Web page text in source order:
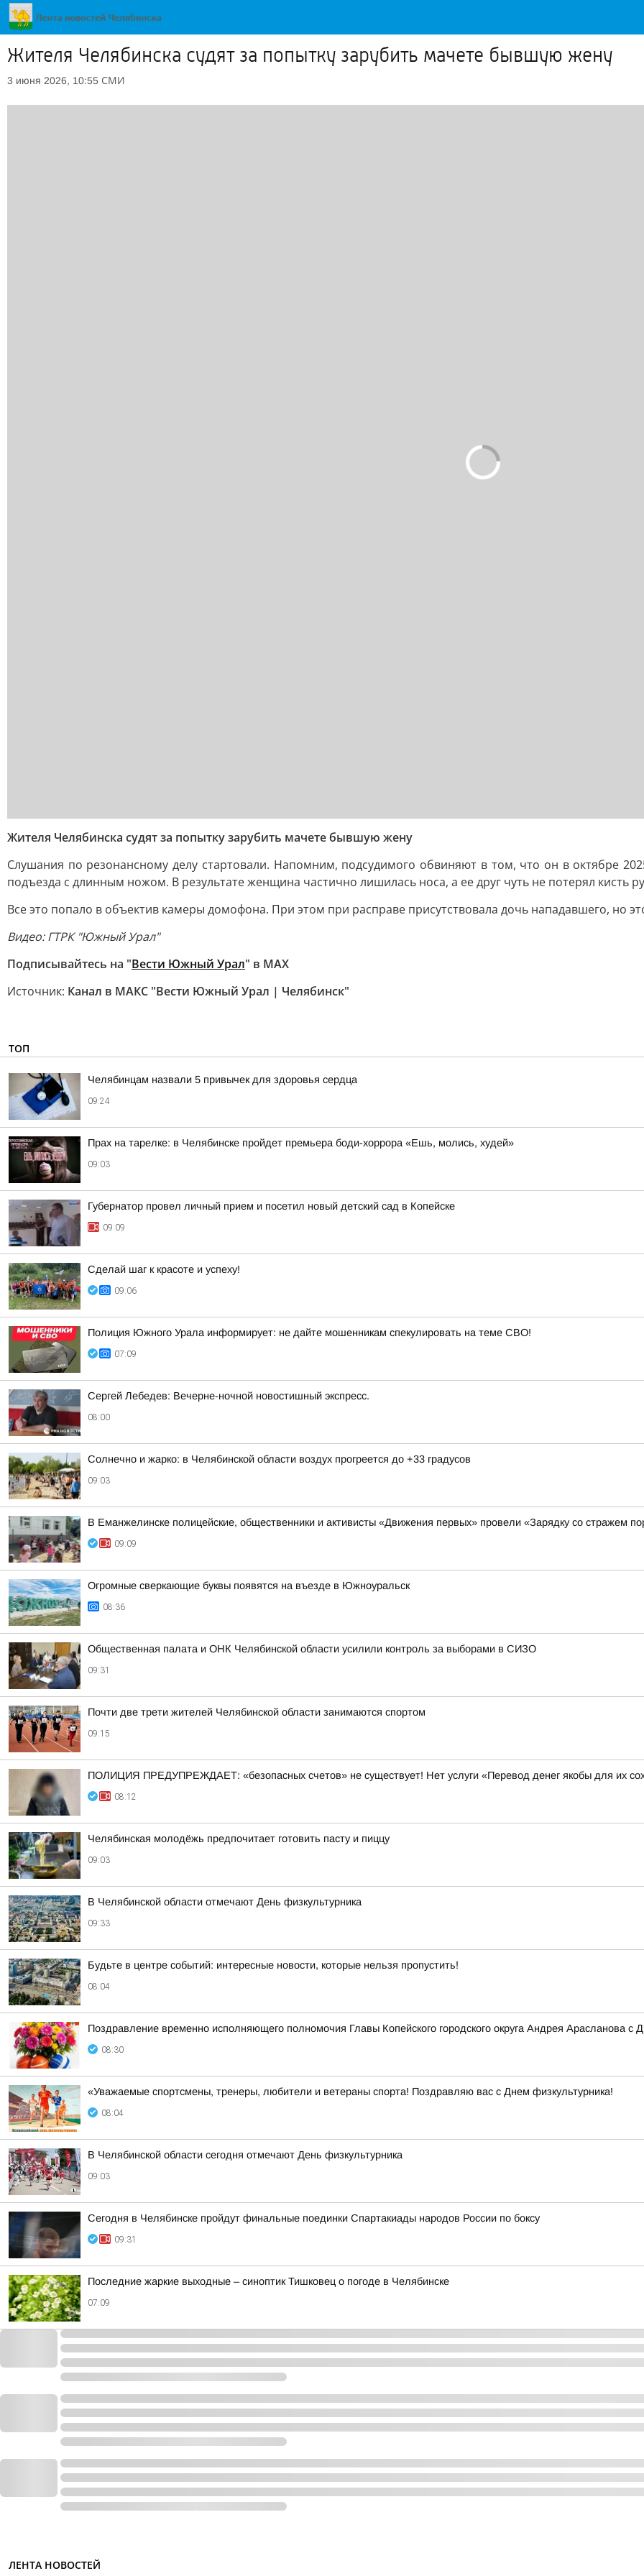
Жителя Челябинска судят за попытку зарубить мачете бывшую жену
3 июня 2026, 10:55 СМИ
Жителя Челябинска судят за попытку зарубить мачете бывшую жену
Слушания по резонансному делу стартовали. Напомним, подсудимого обвиняют в том, что он в октябре
подъезда с длинным ножом. В результате женщина частично лишилась носа, а ее друг чуть не потерял кисть
Все это попало в объектив камеры домофона. При этом при расправе присутствовала дочь нападавшего, но
Видео: ГТРК "Южный Урал"
Подписывайтесь на "Вести Южный Урал" в MAХ
Источник: Канал в МАКС "Вести Южный Урал | Челябинск"
ТОП
Челябинцам назвали 5 привычек для здоровья сердца
09:24
Прах на тарелке: в Челябинске пройдет премьера боди-хоррора «Ешь, молись, худей»
09:03
Губернатор провел личный прием и посетил новый детский сад в Копейске
09:09
Сделай шаг к красоте и успеху!
09:06
Полиция Южного Урала информирует: не дайте мошенникам спекулировать на теме СВО!
07:09
Сергей Лебедев: Вечерне-ночной новостишный экспресс.
08:00
Солнечно и жарко: в Челябинской области воздух прогреется до +33 градусов
09:03
В Еманжелинске полицейские, общественники и активисты «Движения первых» провели «Зарядку со стражем
09:09
Огромные сверкающие буквы появятся на въезде в Южноуральск
08:36
Общественная палата и ОНК Челябинской области усилили контроль за выборами в СИЗО
09:31
Почти две трети жителей Челябинской области занимаются спортом
09:15
ПОЛИЦИЯ ПРЕДУПРЕЖДАЕТ: «безопасных счетов» не существует! Нет услуги «Перевод денег якобы для их
08:12
Челябинская молодёжь предпочитает готовить пасту и пиццу
09:03
В Челябинской области отмечают День физкультурника
09:33
Будьте в центре событий: интересные новости, которые нельзя пропустить!
08:04
Поздравление временно исполняющего полномочия Главы Копейского городского округа Андрея Арасланова с
08:30
«Уважаемые спортсмены, тренеры, любители и ветераны спорта! Поздравляю вас с Днем физкультурника!
08:04
В Челябинской области сегодня отмечают День физкультурника
09:03
Сегодня в Челябинске пройдут финальные поединки Спартакиады народов России по боксу
09:31
Последние жаркие выходные – синоптик Тишковец о погоде в Челябинске
07:09
ЛЕНТА НОВОСТЕЙ